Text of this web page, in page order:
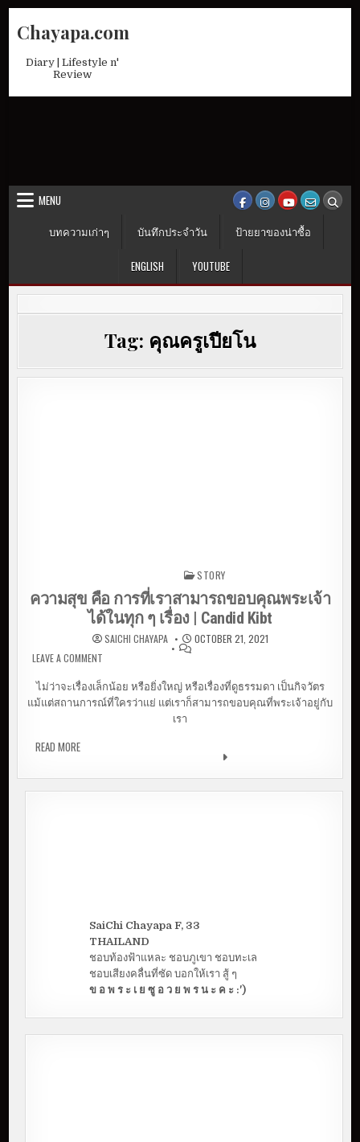
Chayapa.com
Diary | Lifestyle n'
Review
MENU
บทความเก่าๆ
บันทึกประจำวัน ป้ายยาของน่าซื้อ
ENGLISH YOUTUBE
Tag: คุณครูเปียโน
STORY
ความสุข คือ การที่เราสามารถขอบคุณพระเจ้า
ได้ในทุก ๆ เรื่อง | Candid Kibt
SAICHI CHAYAPA
OCTOBER 21, 2021
LEAVE A COMMENT ON ความสุข คือ การที่เราสามารถขอบคุณพระเจ้าได้ใน
ไม่ว่าจะเรื่องเล็กน้อย หรือยิ่งใหญ่ หรือเรื่องที่ดูธรรมดา เป็นกิจวัตร
แม้แต่สถานการณ์ที่ใครว่าแย่ แต่เราก็สามารถขอบคุณที่พระเจ้าอยู่กับ
เรา
READ MOREความสุข คือ การที่เราสามารถขอบคุณพระเจ้าได้ในทุก
SaiChi Chayapa F, 33
THAILAND
ชอบท้องฟ้าแหละ ชอบภูเขา ชอบทะเล
ชอบเสียงคลื่นที่ซัด บอกให้เรา สู้ ๆ
ข อ พ ร ะ เ ย ซู อ ว ย พ ร น ะ ค ะ :')